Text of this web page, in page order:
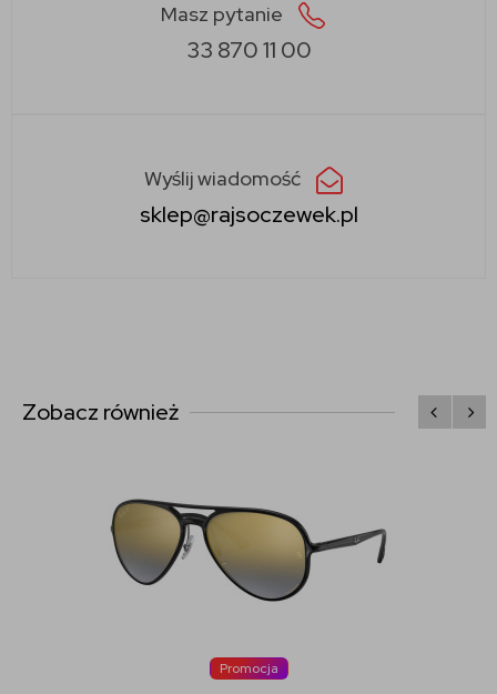
Masz pytanie
33 870 11 00
Wyślij wiadomość
sklep@rajsoczewek.pl
Zobacz również
Promocja